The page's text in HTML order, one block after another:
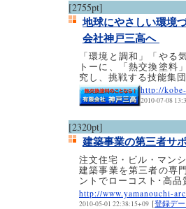
[2755pt]
地球にやさしい環境
会社神戸三高へ
「環境と調和」「やる
トーに、「熱交換塗料
究し、挑戦する技能集団
http://
2010-07-08
[2320pt]
建築事業の第三者サ
注文住宅・ビル・マン
建築事業を第三者の専
ントでローコスト･高品
http://www.yamanouchi-
2010-05-01 22:38:15+09 [登録デ